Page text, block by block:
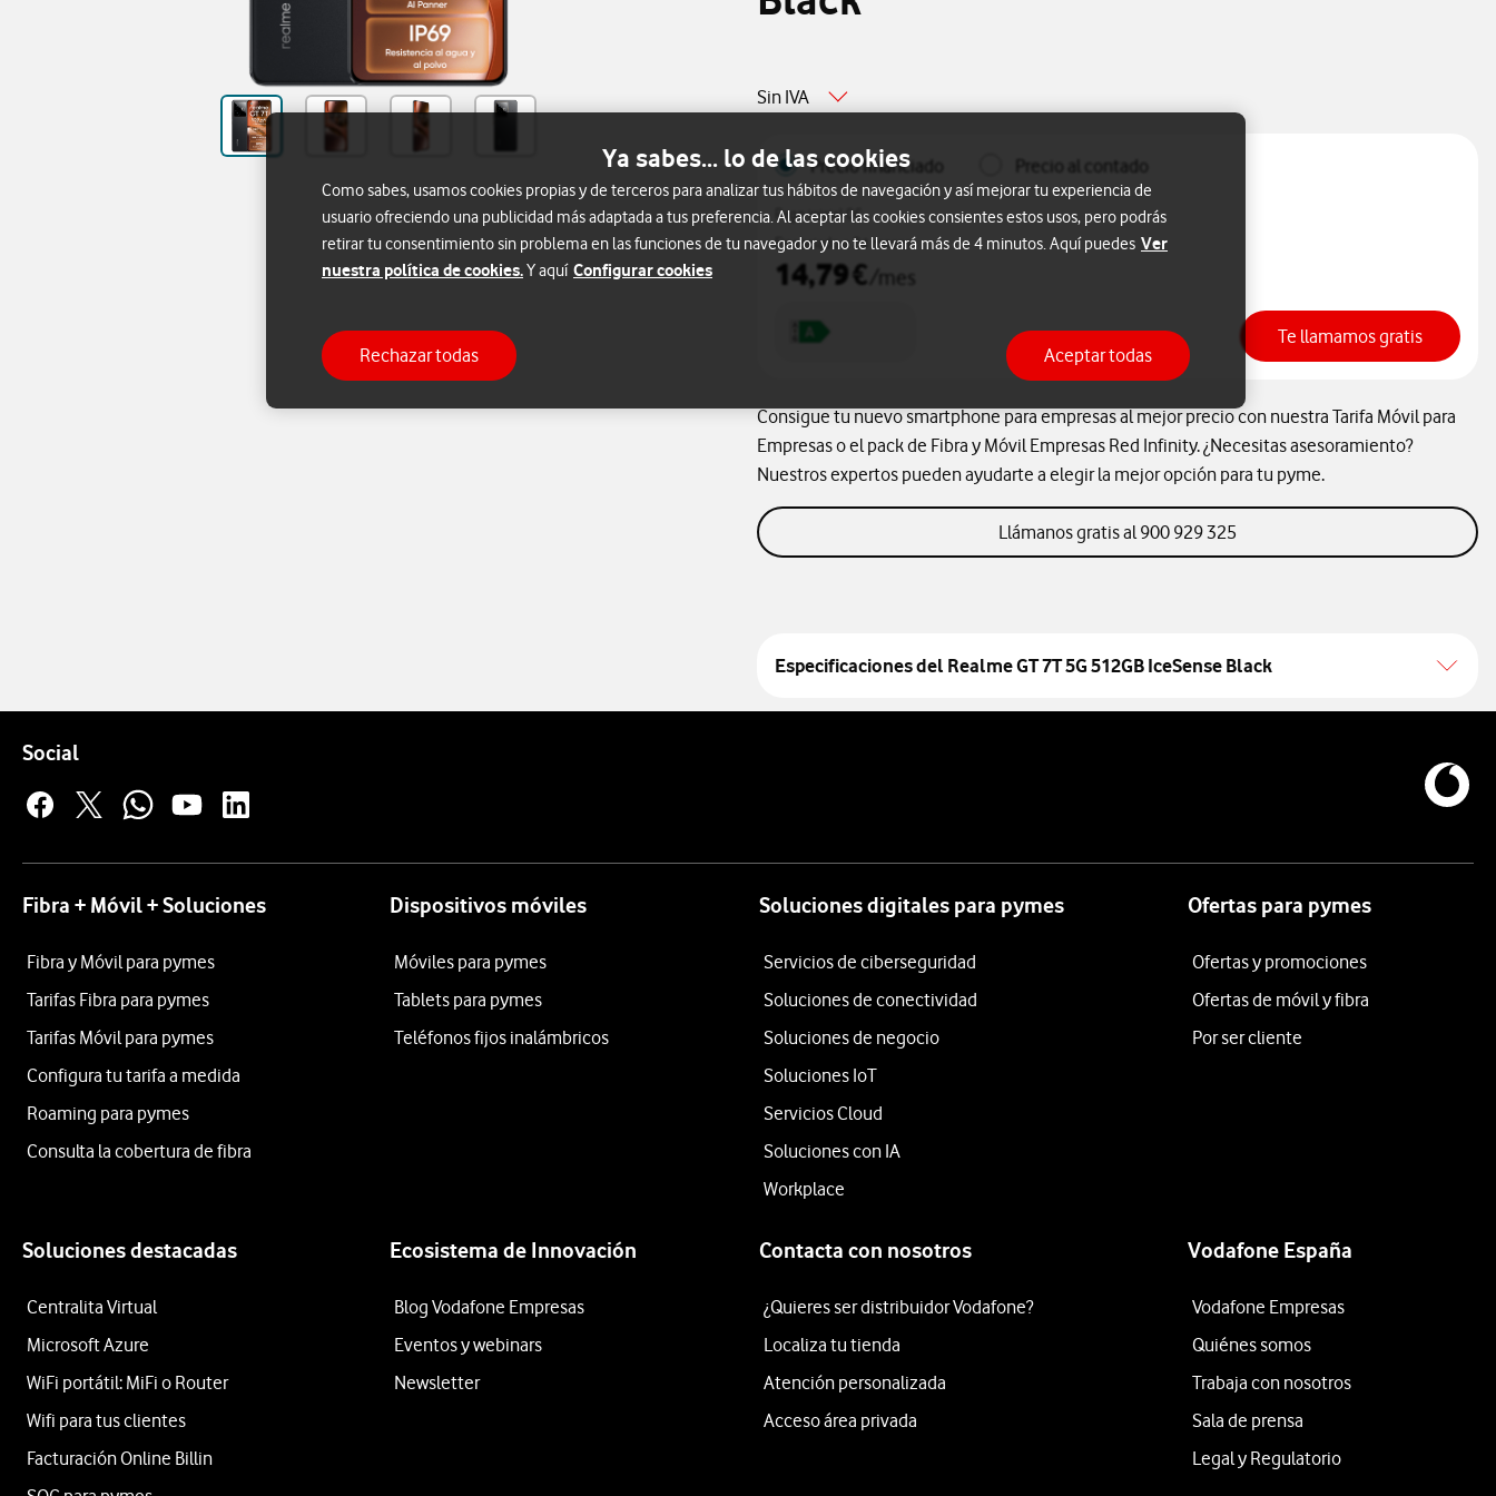
Sin IVA
Precio financiado Precio al contado
Pago inicial 0€
Financiado a 24 meses
14,79€ /mes
Te llamamos gratis
Consigue tu nuevo smartphone para empresas al mejor precio con nuestra Tarifa Móvil para
Empresas o el pack de Fibra y Móvil Empresas Red Infinity. ¿Necesitas asesoramiento?
Nuestros expertos pueden ayudarte a elegir la mejor opción para tu pyme.
Llámanos gratis al 900 929 325
Especificaciones del Realme GT 7T 5G 512GB IceSense Black
SocialEnlaces a las redes sociales de Vodafone
Fibra + Móvil + Soluciones
Fibra y Móvil para pymes
Tarifas Fibra para pymes
Tarifas Móvil para pymes
Configura tu tarifa a medida
Roaming para pymes
Consulta la cobertura de fibra
Dispositivos móviles
Móviles para pymes
Tablets para pymes
Teléfonos fijos inalámbricos
Soluciones digitales para pymes
Servicios de ciberseguridad
Soluciones de conectividad
Soluciones de negocio
Soluciones IoT
Servicios Cloud
Soluciones con IA
Workplace
Ofertas para pymes
Ofertas y promociones
Ofertas de móvil y fibra
Por ser cliente
Soluciones destacadas
Centralita Virtual
Microsoft Azure
WiFi portátil: MiFi o Router
Wifi para tus clientes
Facturación Online Billin
Ecosistema de Innovación
Blog Vodafone Empresas
Eventos y webinars
Newsletter
Contacta con nosotros
¿Quieres ser distribuidor Vodafone?
Localiza tu tienda
Atención personalizada
Acceso área privada
Vodafone España
Vodafone Empresas
Quiénes somos
Trabaja con nosotros
Sala de prensa
Legal y Regulatorio
Ya sabes... lo de las cookies
Como sabes, usamos cookies propias y de terceros para analizar tus hábitos de navegación y así mejorar tu experiencia de
usuario ofreciendo una publicidad más adaptada a tus preferencia. Al aceptar las cookies consientes estos usos, pero podrás
retirar tu consentimiento sin problema en las funciones de tu navegador y no te llevará más de 4 minutos. Aquí puedes Ver
nuestra política de cookies.Y aquí Configurar cookies
Rechazar todas Aceptar todas